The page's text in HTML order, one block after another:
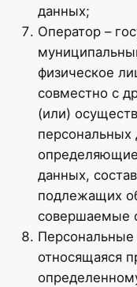
данных;
Оператор –
физическое
совместно с
(или)
данных,
подлежащих
совершаемые
относящаяся